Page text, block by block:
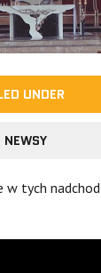
UNDER
NEWSY
w tych